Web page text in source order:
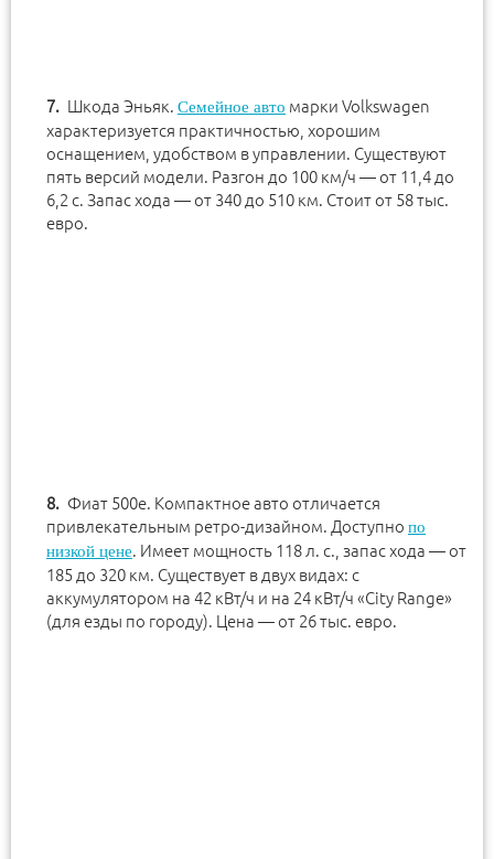
Шкода Эньяк. Семейное авто марки Volkswagen
характеризуется практичностью, хорошим
оснащением, удобством в управлении. Существуют
пять версий модели. Разгон до 100 км/ч — от 11,4 до
6,2 с. Запас хода — от 340 до 510 км. Стоит от 58 тыс.
евро.
Фиат 500e. Компактное авто отличается
привлекательным ретро-дизайном. Доступно по
низкой цене. Имеет мощность 118 л. с., запас хода — от
185 до 320 км. Существует в двух видах: с
аккумулятором на 42 кВт/ч и на 24 кВт/ч «City Range»
(для езды по городу). Цена — от 26 тыс. евро.